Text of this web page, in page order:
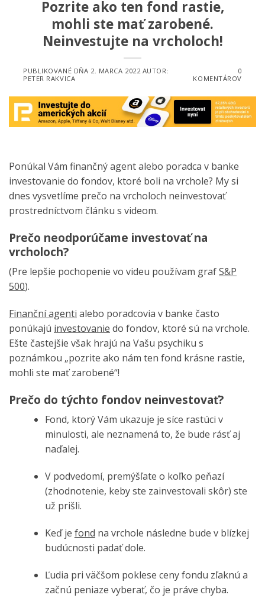
Pozrite ako ten fond rastie,
mohli ste mať zarobené.
Neinvestujte na vrcholoch!
PUBLIKOVANÉ DŇA 2. MARCA 2022AUTOR:
PETER RAKVICA
0
KOMENTÁROV
Ponúkal Vám finančný agent alebo poradca v banke
investovanie do fondov, ktoré boli na vrchole? My si
dnes vysvetlíme prečo na vrcholoch neinvestovať
prostredníctvom článku s videom.
Prečo neodporúčame investovať na
vrcholoch?
(Pre lepšie pochopenie vo videu používam grafS&P
500).
Finanční agenti alebo poradcovia v banke často
ponúkajú investovanie do fondov, ktoré sú na vrchole.
Ešte častejšie však hrajú na Vašu psychiku s
poznámkou „pozrite ako nám ten fond krásne rastie,
mohli ste mať zarobené“!
Prečo do týchto fondov neinvestovať?
Fond, ktorý Vám ukazuje je síce rastúci v
minulosti, ale neznamená to, že bude rásť aj
naďalej.
V podvedomí, premýšľate o koľko peňazí
(zhodnotenie, keby ste zainvestovali skôr) ste
už prišli.
Keď je fond na vrchole následne bude v blízkej
budúcnosti padať dole.
Ľudia pri väčšom poklese ceny fondu zľaknú a
začnú peniaze vyberať, čo je práve chyba.